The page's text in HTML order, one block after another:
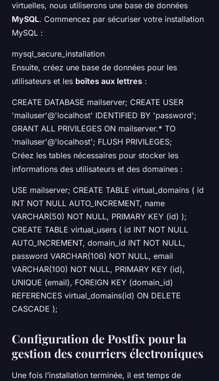
virtuelles, nous utiliserons une base de données
MySQL. Commencez par sécuriser votre installation
MySQL :
mysql_secure_installation
Ensuite, créez une base de données pour les
utilisateurs et les boîtes aux lettres :
CREATE DATABASE mailserver; CREATE USER
'mailuser'@'localhost' IDENTIFIED BY 'password';
GRANT ALL PRIVILEGES ON mailserver.* TO
'mailuser'@'localhost'; FLUSH PRIVILEGES;
Créez les tables nécessaires pour stocker les
informations des utilisateurs et des domaines :
USE mailserver; CREATE TABLE virtual_domains ( id
INT NOT NULL AUTO_INCREMENT, name
VARCHAR(50) NOT NULL, PRIMARY KEY (id) );
CREATE TABLE virtual_users ( id INT NOT NULL
AUTO_INCREMENT, domain_id INT NOT NULL,
password VARCHAR(106) NOT NULL, email
VARCHAR(100) NOT NULL, PRIMARY KEY (id),
UNIQUE (email), FOREIGN KEY (domain_id)
REFERENCES virtual_domains(id) ON DELETE
CASCADE );
Configuration de Postfix pour la
gestion des courriers électroniques
Une fois l’installation terminée, il est temps de